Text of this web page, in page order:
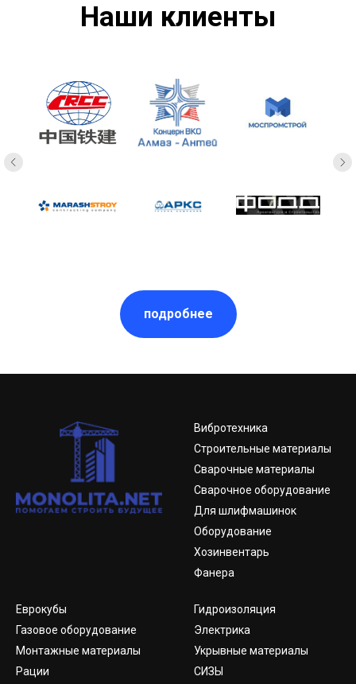
Наши клиенты
подробнее
Вибротехника
Строительные материалы
Сварочные материалы
Сварочное оборудование
Для шлифмашинок
Оборудование
Хозинвентарь
Фанера
Еврокубы
Газовое оборудование
Монтажные материалы
Рации
Гидроизоляция
Электрика
Укрывные материалы
СИЗЫ